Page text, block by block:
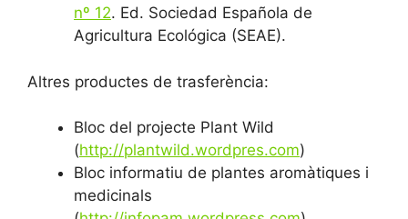
nº 12. Ed. Sociedad Española de
Agricultura Ecológica (SEAE).
Altres productes de trasferència:
Bloc del projecte Plant Wild
(http://plantwild.wordpres.com)
Bloc informatiu de plantes aromàtiques i
medicinals